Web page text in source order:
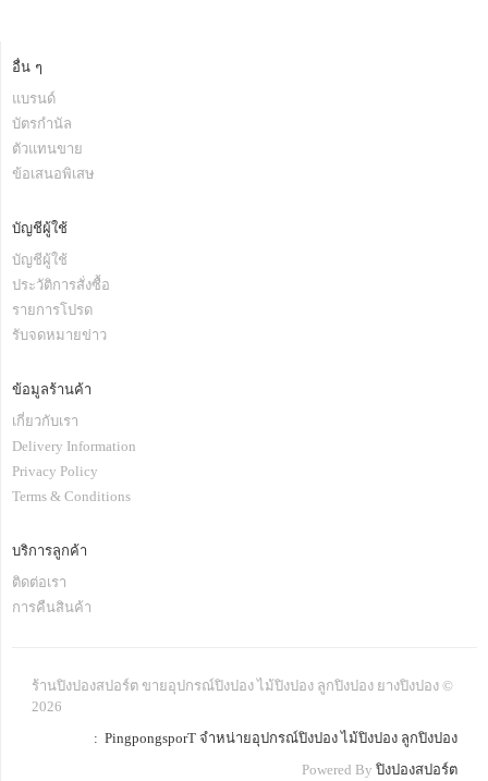
อื่น ๆ
แบรนด์
บัตรกำนัล
ตัวแทนขาย
ข้อเสนอพิเสษ
บัญชีผู้ใช้
บัญชีผู้ใช้
ประวัติการสั่งซื้อ
รายการโปรด
รับจดหมายข่าว
ข้อมูลร้านค้า
เกี่ยวกับเรา
Delivery Information
Privacy Policy
Terms & Conditions
บริการลูกค้า
ติดต่อเรา
การคืนสินค้า
ร้านปิงปองสปอร์ต ขายอุปกรณ์ปิงปอง ไม้ปิงปอง ลูกปิงปอง ยางปิงปอง ©
2026
: PingpongsporT จำหน่ายอุปกรณ์ปิงปอง ไม้ปิงปอง ลูกปิงปอง
Powered By ปิงปองสปอร์ต